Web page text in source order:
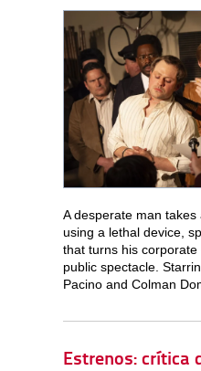
A desperate man
using a lethal device,
that turns his
public spectacle.
Pacino and Colman
Estrenos: crítica